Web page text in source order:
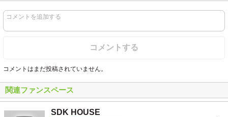
コメントを追加する
コメントする
コメントはまだ投稿されていません。
関連ファンスペース
SDK HOUSE